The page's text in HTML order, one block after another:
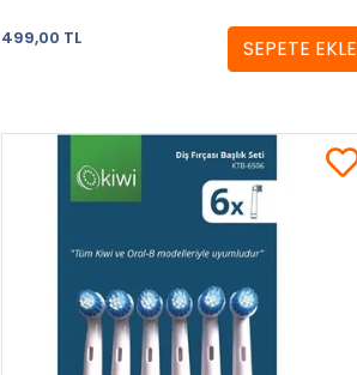
499,00 TL SEPETE EKLE